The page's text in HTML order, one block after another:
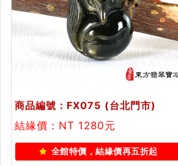
商品編號：FX075 (台北門市)
結緣價：NT 1280元
全館特價，結緣價再五折起